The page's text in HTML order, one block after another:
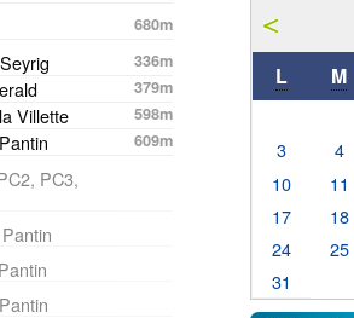
680m
336m
379m
Villette
598m
609m
PC3,
L M
3
4
10
11
17
18
24
25
31